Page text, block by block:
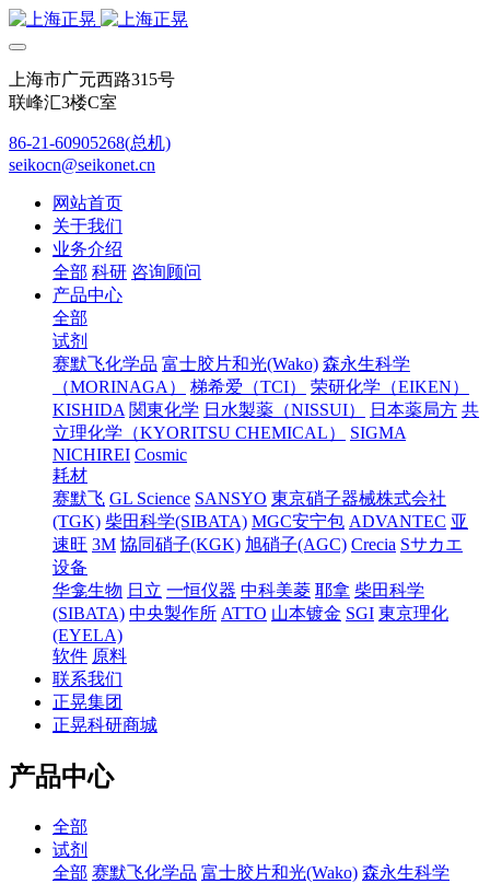
上海市广元西路315号
联峰汇3楼C室
86-21-60905268(总机)
seikocn@seikonet.cn
网站首页
关于我们
业务介绍
全部 科研 咨询顾问
产品中心
全部
试剂
赛默飞化学品 富士胶片和光(Wako) 森永生科学
（MORINAGA）
梯希爱（TCI）
荣研化学（EIKEN）
KISHIDA 関東化学 日水製薬（NISSUI） 日本薬局方 共
立理化学（KYORITSU CHEMICAL）
SIGMA
NICHIREI Cosmic
耗材
赛默飞 GL Science SANSYO 東京硝子器械株式会社
(TGK) 柴田科学(SIBATA) MGC安宁包 ADVANTEC 亚
速旺 3M 協同硝子(KGK) 旭硝子(AGC) Crecia Sサカエ
设备
华龛生物 日立 一恒仪器 中科美菱 耶拿 柴田科学
(SIBATA) 中央製作所 ATTO 山本镀金 SGI 東京理化
(EYELA)
软件 原料
联系我们
正晃集团
正晃科研商城
产品中心
全部
试剂
全部 赛默飞化学品 富士胶片和光(Wako) 森永生科学